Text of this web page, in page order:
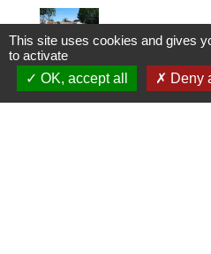
Les équipements
12/05/2025
This site uses cookies and gives
to activate
OK, accept all
Deny